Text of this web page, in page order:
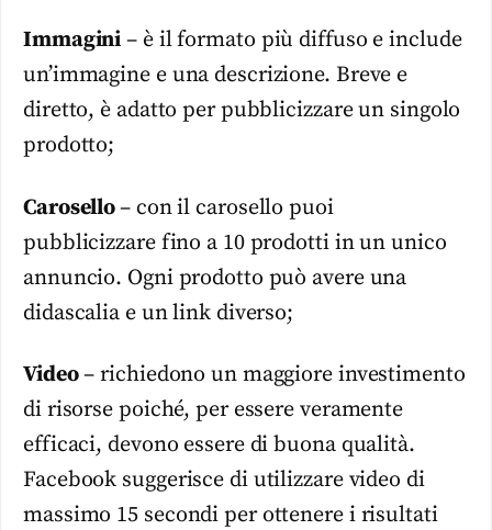
Immagini – è il formato più diffuso e include
un’immagine e una descrizione. Breve e
diretto, è adatto per pubblicizzare un singolo
prodotto;
Carosello– con il carosello puoi
pubblicizzare fino a 10 prodotti in un unico
annuncio. Ogni prodotto può avere una
didascalia e un link diverso;
Video– richiedono un maggiore investimento
di risorse poiché, per essere veramente
efficaci, devono essere di buona qualità.
Facebook suggerisce di utilizzare video di
massimo 15 secondi per ottenere i risultati